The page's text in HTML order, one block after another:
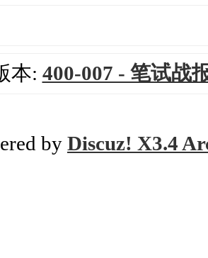
本: 400-007 - 笔试战
by Discuz! X3.4